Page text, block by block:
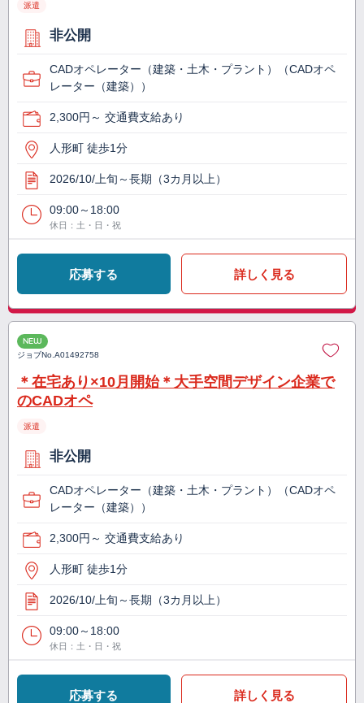
派遣
非公開
CADオペレーター（建築・土木・プラント）（CADオペ
レーター（建築））
2,300円～ 交通費支給あり
人形町 徒歩1分
2026/10/上旬～長期（3カ月以上）
09:00～18:00
休日：土・日・祝
応募する 詳しく見る
NEW
ジョブNo.A01492758
＊在宅あり×10月開始＊大手空間デザイン企業で
のCADオペ
派遣
非公開
CADオペレーター（建築・土木・プラント）（CADオペ
レーター（建築））
2,300円～ 交通費支給あり
人形町 徒歩1分
2026/10/上旬～長期（3カ月以上）
09:00～18:00
休日：土・日・祝
応募する 詳しく見る